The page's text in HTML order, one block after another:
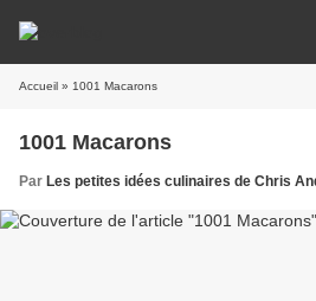
Accueil » 1001 Macarons
1001 Macarons
Par Les petites idées culinaires de Chris